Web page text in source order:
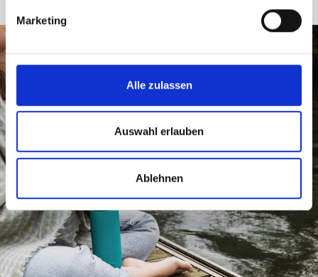
Marketing
Alle zulassen
Auswahl erlauben
Ablehnen